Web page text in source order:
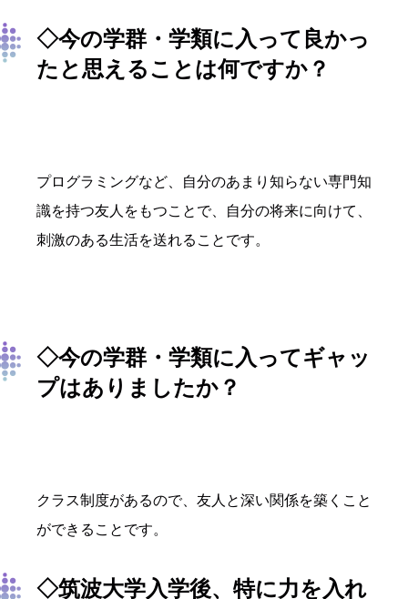
◇今の学群・学類に入って良かっ
たと思えることは何ですか？
プログラミングなど、自分のあまり知らない専門知
識を持つ友人をもつことで、自分の将来に向けて、
刺激のある生活を送れることです。
◇今の学群・学類に入ってギャッ
プはありましたか？
クラス制度があるので、友人と深い関係を築くこと
ができることです。
◇筑波大学入学後、特に力を入れ